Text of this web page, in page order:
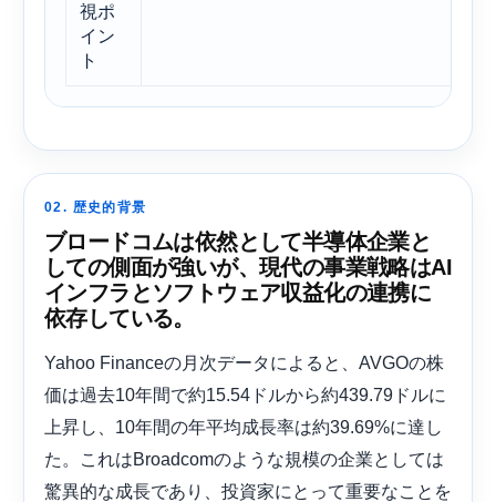
視ポ
イン
ト
02. 歴史的背景
ブロードコムは依​​然として半導体企業と
しての側面が強いが、現代の事業戦略はAI
インフラとソフトウェア収益化の連携に
依存している。
Yahoo Financeの月次データによると、AVGOの株
価は過去10年間で約15.54ドルから​​約439.79ドルに
上昇し、10年間の年平均成長率は約39.69%に達し
た。これはBroadcomのような規模の企業としては
驚異的な成長であり、投資家にとって重要なことを